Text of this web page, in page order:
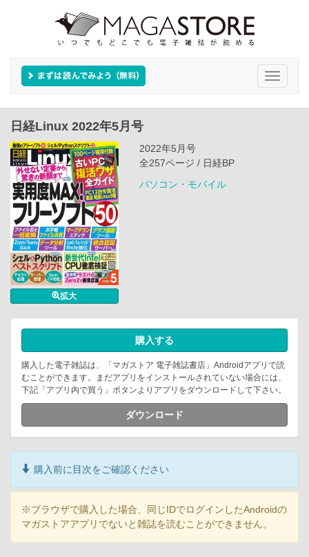
Toggle
日経Linux 2022年5月号
拡大
2022年5月号
全257ページ / 日経BP
パソコン・モバイル
購入する
購入した電子雑誌は、「マガストア 電子雑誌書店」Androidアプリで読
むことができます。まだアプリをインストールされていない場合には、
下記「アプリ内で買う」ボタンよりアプリをダウンロードして下さい。
ダウンロード
購入前に目次をご確認ください
※ブラウザで購入した場合、同じIDでログインしたAndroidの
マガストアアプリでないと雑誌を読むことができません。